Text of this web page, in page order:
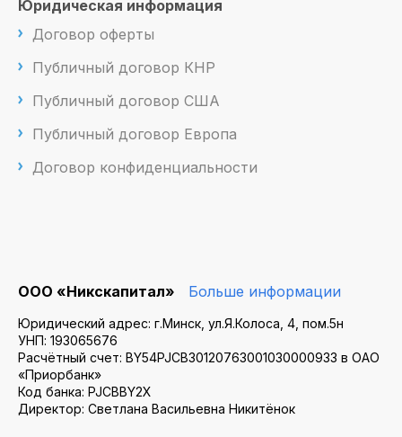
Юридическая информация
Договор оферты
Публичный договор КНР
Публичный договор США
Публичный договор Европа
Договор конфиденциальности
ООО «Никскапитал» Больше информации
Юридический адрес: г.Минск, ул.Я.Колоса, 4, пом.5н
УНП: 193065676
Расчётный счет: BY54PJCB30120763001030000933 в ОАО
«Приорбанк»
Код банка: PJCBBY2X
Директор: Светлана Васильевна Никитёнок